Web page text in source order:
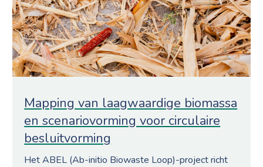
Mapping van laagwaardige biomassa
en scenariovorming voor circulaire
besluitvorming
Het ABEL (Ab-initio Biowaste Loop)-project richt